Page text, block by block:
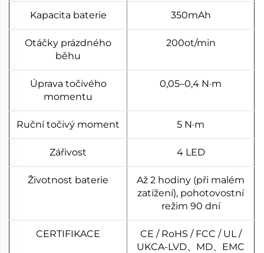
Kapacita baterie 350mAh
Otáčky prázdného
běhu
200ot/min
Úprava točivého
momentu
0,05–0,4 N·m
Ruční točivý moment 5 N·m
Zářivost 4 LED
Životnost baterie
Až 2 hodiny (při malém
zatížení), pohotovostní
režim 90 dní
CERTIFIKACE
CE / RoHS / FCC / UL /
UKCA-LVD、MD、EMC